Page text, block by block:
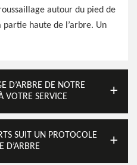
autour du pied de
partie haute de l’arbre. Un
D’ARBRE DE NOTRE
VOTRE SERVICE
SUIT UN PROTOCOLE
D’ARBRE